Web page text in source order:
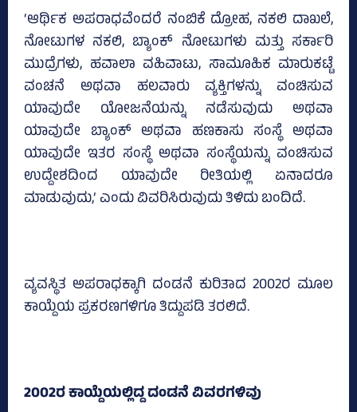
‘ಆರ್ಥಿಕ ಅಪರಾಧವೆಂದರೆ ನಂಬಿಕೆ ದ್ರೋಹ, ನಕಲಿ ದಾಖಲೆ,
ನೋಟುಗಳ ನಕಲಿ, ಬ್ಯಾಂಕ್ ನೋಟುಗಳು ಮತ್ತು ಸರ್ಕಾರಿ
ಮುದ್ರೆಗಳು, ಹವಾಲಾ ವಹಿವಾಟು, ಸಾಮೂಹಿಕ ಮಾರುಕಟ್ಟೆ
ವಂಚನೆ ಅಥವಾ ಹಲವಾರು ವ್ಯಕ್ತಿಗಳನ್ನು ವಂಚಿಸುವ
ಯಾವುದೇ ಯೋಜನೆಯನ್ನು ನಡೆಸುವುದು ಅಥವಾ
ಯಾವುದೇ ಬ್ಯಾಂಕ್ ಅಥವಾ ಹಣಕಾಸು ಸಂಸ್ಥೆ ಅಥವಾ
ಯಾವುದೇ ಇತರ ಸಂಸ್ಥೆ ಅಥವಾ ಸಂಸ್ಥೆಯನ್ನು ವಂಚಿಸುವ
ಉದ್ದೇಶದಿಂದ ಯಾವುದೇ ರೀತಿಯಲ್ಲಿ ಏನಾದರೂ
ಮಾಡುವುದು,’ ಎಂದು ವಿವರಿಸಿರುವುದು ತಿಳಿದು ಬಂದಿದೆ.
ವ್ಯವಸ್ಥಿತ ಅಪರಾಧಕ್ಕಾಗಿ ದಂಡನೆ ಕುರಿತಾದ 2002ರ ಮೂಲ
ಕಾಯ್ದೆಯ ಪ್ರಕರಣಗಳಿಗೂ ತಿದ್ದುಪಡಿ ತರಲಿದೆ.
2002ರ ಕಾಯ್ದೆಯಲ್ಲಿದ್ದ ದಂಡನೆ ವಿವರಗಳಿವು